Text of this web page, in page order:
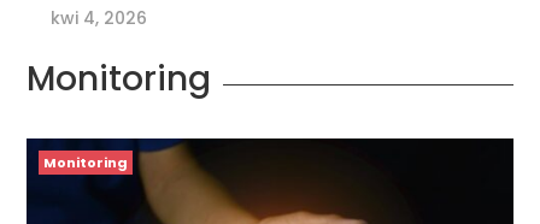
kwi 4, 2026
Monitoring
Monitoring